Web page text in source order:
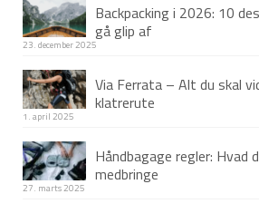
Backpacking i 2026: 10
gå glip af
23. december 2025
Via Ferrata – Alt du skal
klatrerute
1. april 2025
Håndbagage regler: Hvad
medbringe
27. marts 2025